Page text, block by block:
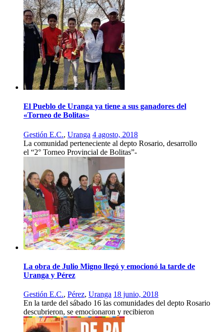
El Pueblo de Uranga ya tiene a sus ganadores del
«Torneo de Bolitas»
Gestión E.C., Uranga 4 agosto, 2018
La comunidad perteneciente al depto Rosario, desarrollo
el “2° Torneo Provincial de Bolitas”-
La obra de Julio Migno llegó y emocionó la tarde de
Uranga y Pérez
Gestión E.C., Pérez, Uranga 18 junio, 2018
En la tarde del sábado 16 las comunidades del depto Rosario
descubrieron, se emocionaron y recibieron